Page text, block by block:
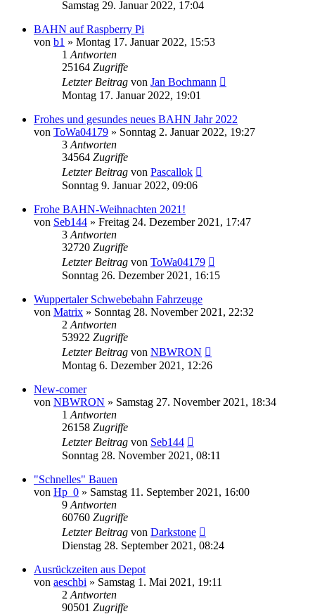
Samstag 29. Januar 2022, 17:04
BAHN auf Raspberry Pi
von b1 » Montag 17. Januar 2022, 15:53
1 Antworten
25164 Zugriffe
Letzter Beitrag von Jan Bochmann
Montag 17. Januar 2022, 19:01
Frohes und gesundes neues BAHN Jahr 2022
von ToWa04179 » Sonntag 2. Januar 2022, 19:27
3 Antworten
34564 Zugriffe
Letzter Beitrag von Pascallok
Sonntag 9. Januar 2022, 09:06
Frohe BAHN-Weihnachten 2021!
von Seb144 » Freitag 24. Dezember 2021, 17:47
3 Antworten
32720 Zugriffe
Letzter Beitrag von ToWa04179
Sonntag 26. Dezember 2021, 16:15
Wuppertaler Schwebebahn Fahrzeuge
von Matrix » Sonntag 28. November 2021, 22:32
2 Antworten
53922 Zugriffe
Letzter Beitrag von NBWRON
Montag 6. Dezember 2021, 12:26
New-comer
von NBWRON » Samstag 27. November 2021, 18:34
1 Antworten
26158 Zugriffe
Letzter Beitrag von Seb144
Sonntag 28. November 2021, 08:11
"Schnelles" Bauen
von Hp_0 » Samstag 11. September 2021, 16:00
9 Antworten
60760 Zugriffe
Letzter Beitrag von Darkstone
Dienstag 28. September 2021, 08:24
Ausrückzeiten aus Depot
von aeschbi » Samstag 1. Mai 2021, 19:11
2 Antworten
90501 Zugriffe